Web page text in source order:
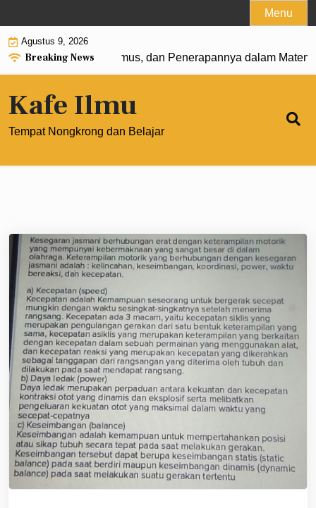
to
content
Menu
Agustus 9, 2026
Breaking News
0: Pengertian, Rumus, dan Penerapannya dalam
Kafe Ilmu
Tempat Nongkrong dan Belajar